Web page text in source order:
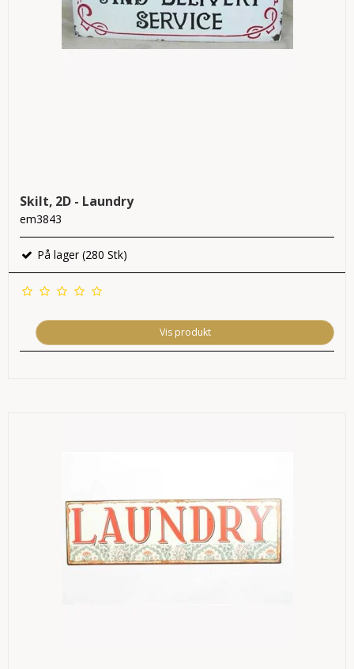
Skilt, 2D - Laundry
em3843
På lager (280 Stk)
Vis produkt